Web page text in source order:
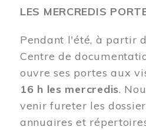
LES MERCREDIS
Pendant l'été, à partir
Centre de
ouvre ses portes aux
16 h les mercredis.
venir fureter les
annuaires et